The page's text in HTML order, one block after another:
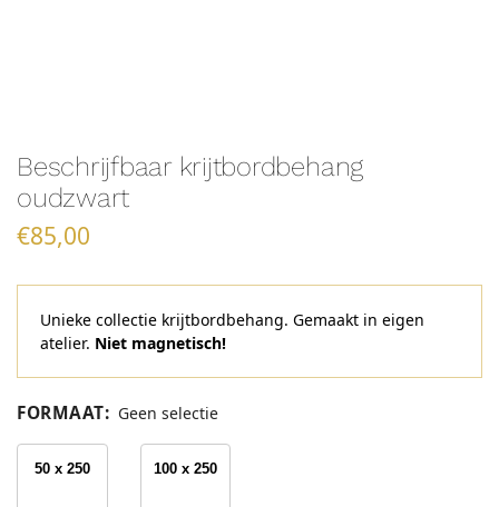
Beschrijfbaar krijtbordbehang
oudzwart
€85,00
Unieke collectie krijtbordbehang. Gemaakt in eigen
atelier. Niet magnetisch!
FORMAAT: Geen selectie
50 x 250 100 x 250